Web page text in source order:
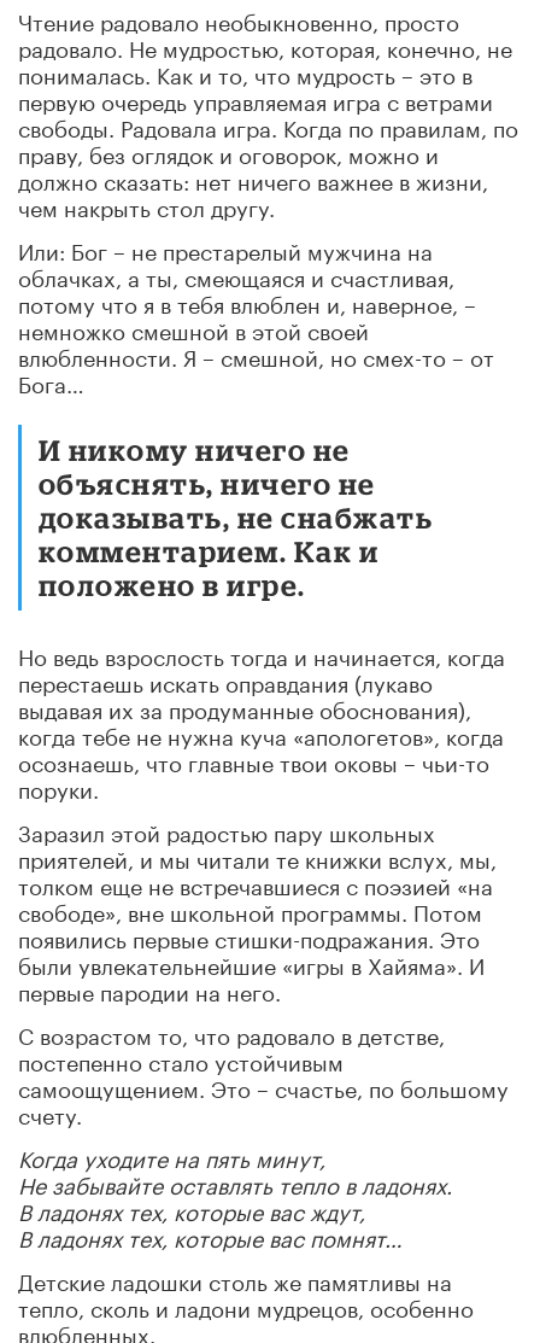
Чтение радовало необыкновенно, просто
радовало. Не мудростью, которая, конечно, не
понималась. Как и то, что мудрость – это в
первую очередь управляемая игра с ветрами
свободы. Радовала игра. Когда по правилам, по
праву, без оглядок и оговорок, можно и
должно сказать: нет ничего важнее в жизни,
чем накрыть стол другу.
Или: Бог – не престарелый мужчина на
облачках, а ты, смеющаяся и счастливая,
потому что я в тебя влюблен и, наверное, –
немножко смешной в этой своей
влюбленности. Я – смешной, но смех-то – от
Бога…
И никому ничего не
объяснять, ничего не
доказывать, не снабжать
комментарием. Как и
положено в игре.
Но ведь взрослость тогда и начинается, когда
перестаешь искать оправдания (лукаво
выдавая их за продуманные обоснования),
когда тебе не нужна куча «апологетов», когда
осознаешь, что главные твои оковы – чьи-то
поруки.
Заразил этой радостью пару школьных
приятелей, и мы читали те книжки вслух, мы,
толком еще не встречавшиеся с поэзией «на
свободе», вне школьной программы. Потом
появились первые стишки-подражания. Это
были увлекательнейшие «игры в Хайяма». И
первые пародии на него.
С возрастом то, что радовало в детстве,
постепенно стало устойчивым
самоощущением. Это – счастье, по большому
счету.
Когда уходите на пять минут,
Не забывайте оставлять тепло в ладонях.
В ладонях тех, которые вас ждут,
В ладонях тех, которые вас помнят…
Детские ладошки столь же памятливы на
тепло, сколь и ладони мудрецов, особенно
влюбленных.